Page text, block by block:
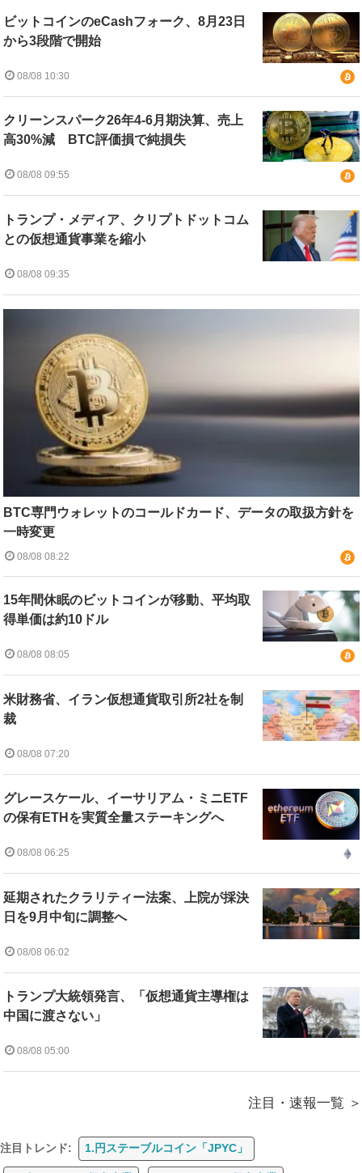
ビットコインのeCashフォーク、8月23日
から3段階で開始
08/08 10:30
クリーンスパーク26年4-6月期決算、売上
高30%減 BTC評価損で純損失
08/08 09:55
トランプ・メディア、クリプトドットコム
との仮想通貨事業を縮小
08/08 09:35
BTC専門ウォレットのコールドカード、データの取扱方針を
一時変更
08/08 08:22
15年間休眠のビットコインが移動、平均取
得単価は約10ドル
08/08 08:05
米財務省、イラン仮想通貨取引所2社を制
裁
08/08 07:20
グレースケール、イーサリアム・ミニETF
の保有ETHを実質全量ステーキングへ
08/08 06:25
延期されたクラリティー法案、上院が採決
日を9月中旬に調整へ
08/08 06:02
トランプ大統領発言、「仮想通貨主導権は
中国に渡さない」
08/08 05:00
注目・速報一覧
注目トレンド: 1.円ステーブルコイン「JPYC」